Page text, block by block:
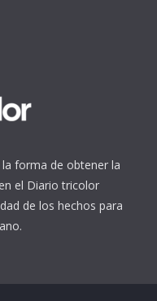
forma de obtener la
el Diario tricolor
de los hechos para